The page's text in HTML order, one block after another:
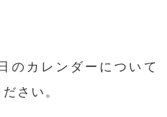
のカレンダーについて
さい。